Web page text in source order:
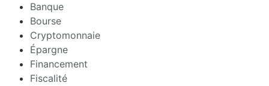
Banque
Bourse
Cryptomonnaie
Épargne
Financement
Fiscalité